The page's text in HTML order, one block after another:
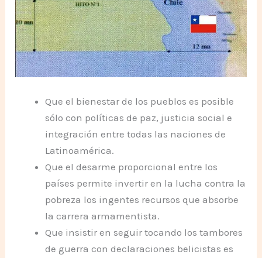
Que el bienestar de los pueblos es posible
sólo con políticas de paz, justicia social e
integración entre todas las naciones de
Latinoamérica.
Que el desarme proporcional entre los
países permite invertir en la lucha contra la
pobreza los ingentes recursos que absorbe
la carrera armamentista.
Que insistir en seguir tocando los tambores
de guerra con declaraciones belicistas es